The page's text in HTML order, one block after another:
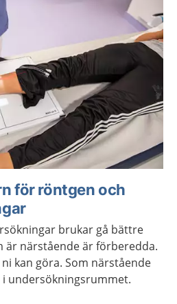
för röntgen och
brukar gå bättre
är närstående är förberedda.
kan göra. Som närstående
undersökningsrummet.